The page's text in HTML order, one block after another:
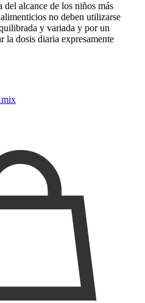
del alcance de los niños más
no deben utilizarse
y variada y por un
la dosis diaria expresamente